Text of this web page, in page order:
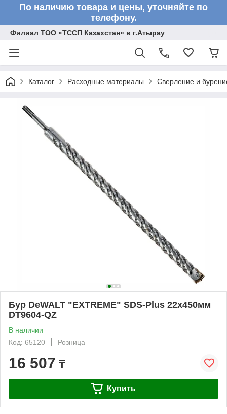
По наличию товара и цены, уточняйте по
телефону.
Филиал ТОО «ТССП Казахстан» в г.Атырау
Каталог Расходные материалы Сверление и
Бур DeWALT "EXTREME" SDS-Plus 22х450мм
DT9604-QZ
В наличии
Код: 65120
Розница
16 507 ₸
Купить